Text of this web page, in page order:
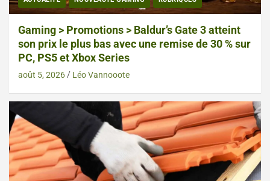
Gaming > Promotions > Baldur’s Gate 3 atteint
son prix le plus bas avec une remise de 30 % sur
PC, PS5 et Xbox Series
août 5, 2026 Léo Vannooote